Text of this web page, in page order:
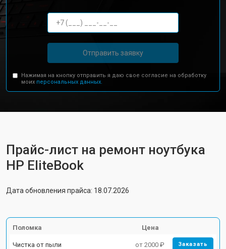
Отправить заявку
Нажимая на кнопку отправить я даю свое согласие на обработку
моих персональных данных.
Прайс-лист на ремонт ноутбука
HP EliteBook
Дата обновления прайса: 18.07.2026
Поломка Цена
Чистка от пыли от 2000 ₽ Заказать